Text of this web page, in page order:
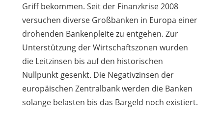
Griff bekommen. Seit der Finanzkrise 2008
versuchen diverse Großbanken in Europa einer
drohenden Bankenpleite zu entgehen. Zur
Unterstützung der Wirtschaftszonen wurden
die Leitzinsen bis auf den historischen
Nullpunkt gesenkt. Die Negativzinsen der
europäischen Zentralbank werden die Banken
solange belasten bis das Bargeld noch existiert.